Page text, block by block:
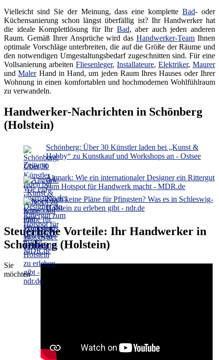
Vielleicht sind Sie der Meinung, dass eine kompletteBad- oder
Küchensanierung schon längst überfällig ist? Ihr Handwerker hat
die ideale Komplettlösung für Ihr Bad, aber auch jeden anderen
Raum. Gemäß Ihrer Ansprüche wird dasHandwerker-Team Ihnen
optimale Vorschläge unterbreiten, die auf die Größe der Räume und
den notwendigen Umgestaltungsbedarf zugeschnitten sind. Für eine
Vollsanierung arbeiten Fliesenleger, Installateure, Elektriker, Maurer
undMalerHand in Hand, um jeden Raum Ihres Hauses oder Ihrer
Wohnung in einen komfortablen und hochmodernen Wohlfühlraum
zu verwandeln.
Handwerker-Nachrichten in Schönberg
(Holstein)
Schönberg: Über 30 Künstler laden bei „Kunst &
Hobby“ zu Kunstkauf und Workshops an - Ostsee
Zeitung
Altmark: Wie ein internationaler Designer ein Rittergut
zum Hotspot für Handwerk macht - MDR.de
Noch keine Pläne für Pfingsten? Was es in Schleswig-
Holstein zu erleben gibt - ndr.de
Steuerliche Vorteile: Ihr Handwerker in
Schönberg (Holstein)
Sie
möchten